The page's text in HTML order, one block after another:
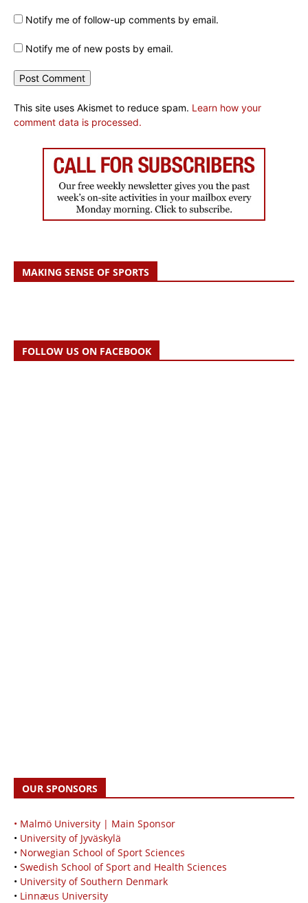
Notify me of follow-up comments by email.
Notify me of new posts by email.
This site uses Akismet to reduce spam. Learn how your
comment data is processed.
MAKING SENSE OF SPORTS
FOLLOW US ON FACEBOOK
OUR SPONSORS
• Malmö University | Main Sponsor
• University of Jyväskylä
• Norwegian School of Sport Sciences
• Swedish School of Sport and Health Sciences
• University of Southern Denmark
• Linnæus University